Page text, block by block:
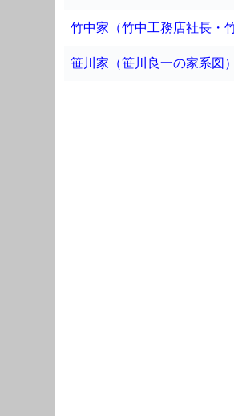
竹中家（竹中工務店社長・
笹川家（笹川良一の家系図）